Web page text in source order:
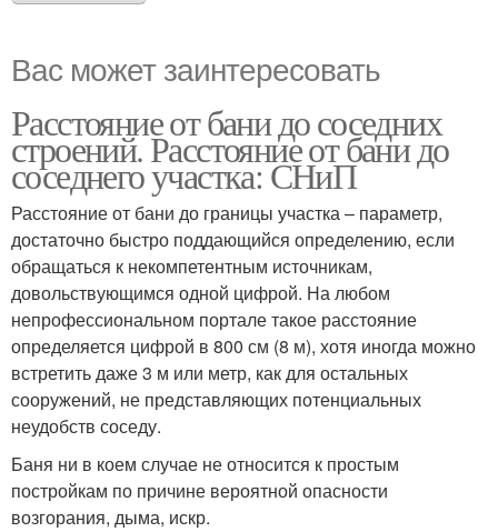
Вас может заинтересовать
Расстояние от бани до соседних
строений. Расстояние от бани до
соседнего участка: СНиП
Расстояние от бани до границы участка – параметр,
достаточно быстро поддающийся определению, если
обращаться к некомпетентным источникам,
довольствующимся одной цифрой. На любом
непрофессиональном портале такое расстояние
определяется цифрой в 800 см (8 м), хотя иногда можно
встретить даже 3 м или метр, как для остальных
сооружений, не представляющих потенциальных
неудобств соседу.
Баня ни в коем случае не относится к простым
постройкам по причине вероятной опасности
возгорания, дыма, искр.